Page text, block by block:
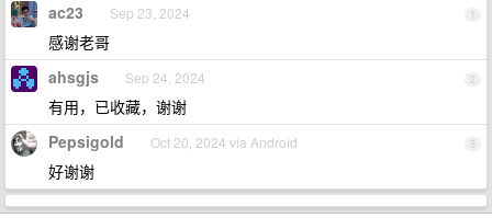
1
ac23 Sep 23, 2024
感谢老哥
2
ahsgjs Sep 24, 2024
有用，已收藏，谢谢
3
Pepsigold Oct 20, 2024 via Android
好谢谢